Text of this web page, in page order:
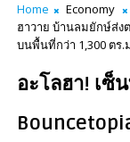
Home Economy
ฮาวาย บ้านลมยักษ์ส่ง
บนพื้นที่กว่า 1,300 ตร.
อะโลฮา! เซ็